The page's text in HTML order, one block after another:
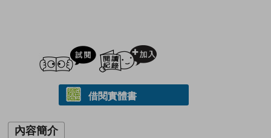
試閲
借閱實體書
內容簡介